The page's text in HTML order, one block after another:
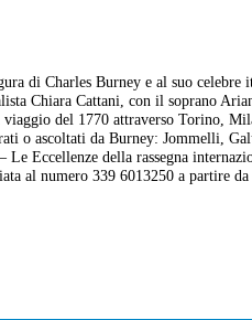
di Charles Burney e al suo celebre
Chiara Cattani, con il soprano
del 1770 attraverso Torino,
o ascoltati da Burney: Jommelli,
Eccellenze della rassegna
al numero 339 6013250 a partire